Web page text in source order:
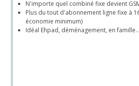
N'importe quel combiné fixe devient
Plus du tout d'abonnement ligne fixe à
économie minimum)
Idéal Ehpad, déménagement, en famille...